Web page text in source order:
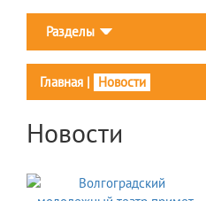
Разделы
Главная | Новости
Новости